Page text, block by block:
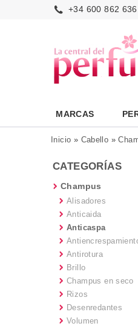
+34 600 862 636
MARCAS
Inicio » Cabello »
CATEGORÍAS
Champus
Alisadores
Anticaida
Anticaspa
Antirotura
Brillo
Champus en seco
Rizos
Desenredantes
Volumen